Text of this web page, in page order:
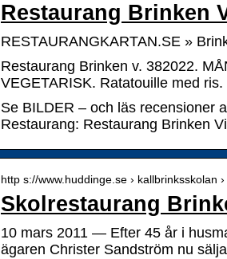
Restaurang Brinken
RESTAURANGKARTAN.SE »
Restaurang Brinken v. 382022.
VEGETARISK. Ratatouille med
Se BILDER – och läs recensioner
Restaurang: Restaurang Brinken
http s://www.huddinge.se › kallbrinksskolan
Skolrestaurang
10 mars 2011 — Efter 45 år i
ägaren Christer Sandström nu